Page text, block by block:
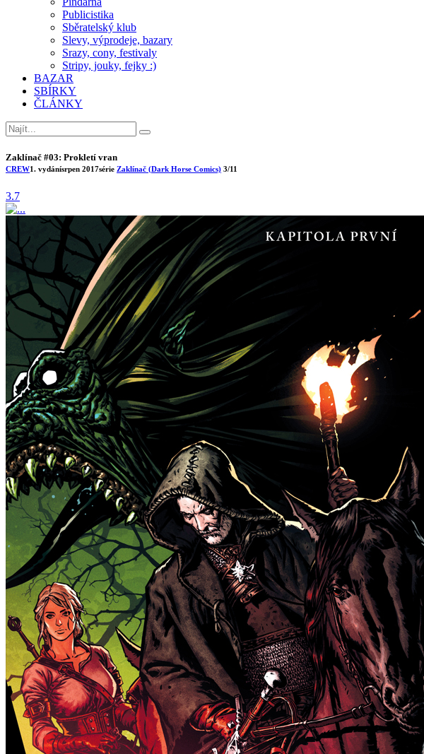
Publicistika
Sběratelský klub
Slevy, výprodeje, bazary
Srazy, cony, festivaly
Stripy, jouky, fejky :)
BAZAR
SBÍRKY
ČLÁNKY
Zaklínač #03: Prokletí vran
CREW1. vydánísrpen 2017série Zaklínač (Dark Horse Comics) 3/11
3.7